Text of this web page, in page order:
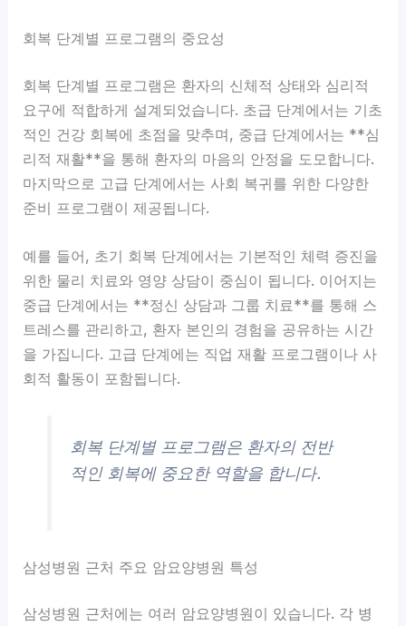
회복 단계별 프로그램의 중요성
회복 단계별 프로그램은 환자의 신체적 상태와 심리적
요구에 적합하게 설계되었습니다. 초급 단계에서는 기초
적인 건강 회복에 초점을 맞추며, 중급 단계에서는 **심
리적 재활**을 통해 환자의 마음의 안정을 도모합니다.
마지막으로 고급 단계에서는 사회 복귀를 위한 다양한
준비 프로그램이 제공됩니다.
예를 들어, 초기 회복 단계에서는 기본적인 체력 증진을
위한 물리 치료와 영양 상담이 중심이 됩니다. 이어지는
중급 단계에서는 **정신 상담과 그룹 치료**를 통해 스
트레스를 관리하고, 환자 본인의 경험을 공유하는 시간
을 가집니다. 고급 단계에는 직업 재활 프로그램이나 사
회적 활동이 포함됩니다.
회복 단계별 프로그램은 환자의 전반
적인 회복에 중요한 역할을 합니다.
삼성병원 근처 주요 암요양병원 특성
삼성병원 근처에는 여러 암요양병원이 있습니다. 각 병